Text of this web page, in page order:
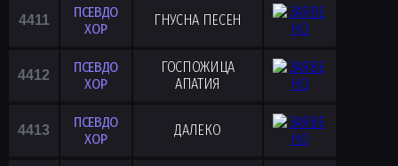
4411
ПСЕВДО
ХОР
ГНУСНА ПЕСЕН
4412
ПСЕВДО
ХОР
ГОСПОЖИЦА
АПАТИЯ
4413
ПСЕВДО
ХОР
ДАЛЕКО